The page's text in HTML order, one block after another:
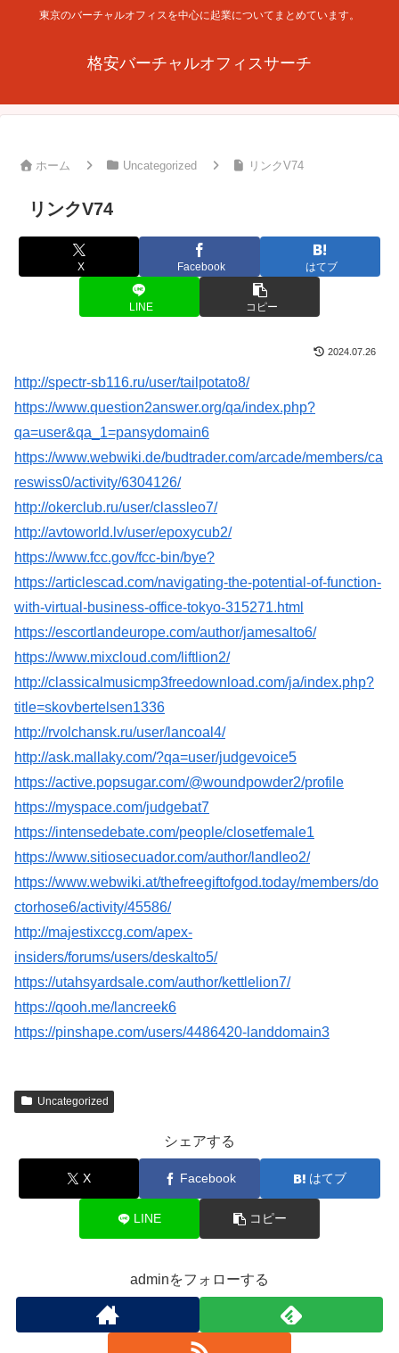
東京のバーチャルオフィスを中心に起業についてまとめています。
格安バーチャルオフィスサーチ
ホーム Uncategorized リンクV74
リンクV74
X Facebook はてブ
LINE コピー
2024.07.26
http://spectr-sb116.ru/user/tailpotato8/
https://www.question2answer.org/qa/index.php?
qa=user&qa_1=pansydomain6
https://www.webwiki.de/budtrader.com/arcade/members/ca
reswiss0/activity/6304126/
http://okerclub.ru/user/classleo7/
http://avtoworld.lv/user/epoxycub2/
https://www.fcc.gov/fcc-bin/bye?
https://articlescad.com/navigating-the-potential-of-function-
with-virtual-business-office-tokyo-315271.html
https://escortlandeurope.com/author/jamesalto6/
https://www.mixcloud.com/liftlion2/
http://classicalmusicmp3freedownload.com/ja/index.php?
title=skovbertelsen1336
http://rvolchansk.ru/user/lancoal4/
http://ask.mallaky.com/?qa=user/judgevoice5
https://active.popsugar.com/@woundpowder2/profile
https://myspace.com/judgebat7
https://intensedebate.com/people/closetfemale1
https://www.sitiosecuador.com/author/landleo2/
https://www.webwiki.at/thefreegiftofgod.today/members/do
ctorhose6/activity/45586/
http://majestixccg.com/apex-
insiders/forums/users/deskalto5/
https://utahsyardsale.com/author/kettlelion7/
https://qooh.me/lancreek6
https://pinshape.com/users/4486420-landdomain3
Uncategorized
シェアする
X Facebook はてブ
LINE コピー
adminをフォローする